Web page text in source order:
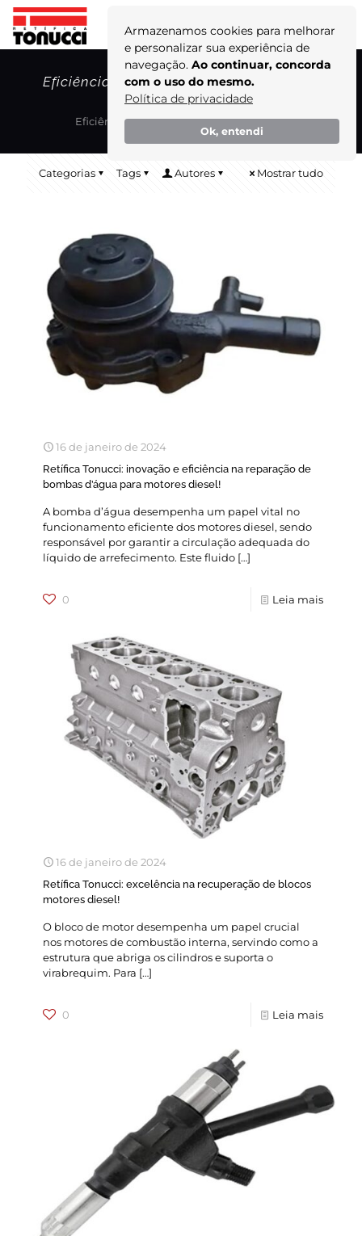
Armazenamos cookies para melhorar
e personalizar sua experiência de
navegação. Ao continuar, concorda
com o uso do mesmo.
Política de privacidade
Ok, entendi
Eficiência Energética em Motores Diesel
Home
Blog
Eficiência Energética em Motores Diesel
Categorias Tags Autores Mostrar tudo
16 de janeiro de 2024
Retífica Tonucci: inovação e eficiência na reparação de
bombas d’água para motores diesel!
A bomba d’água desempenha um papel vital no
funcionamento eficiente dos motores diesel, sendo
responsável por garantir a circulação adequada do
líquido de arrefecimento. Este fluido […]
0 Leia mais
16 de janeiro de 2024
Retífica Tonucci: excelência na recuperação de blocos
motores diesel!
O bloco de motor desempenha um papel crucial
nos motores de combustão interna, servindo como a
estrutura que abriga os cilindros e suporta o
virabrequim. Para […]
0 Leia mais